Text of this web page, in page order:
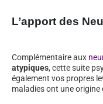
L’apport des
Complémentaire aux
atypiques, cette suite
également vos propres
maladies ont une